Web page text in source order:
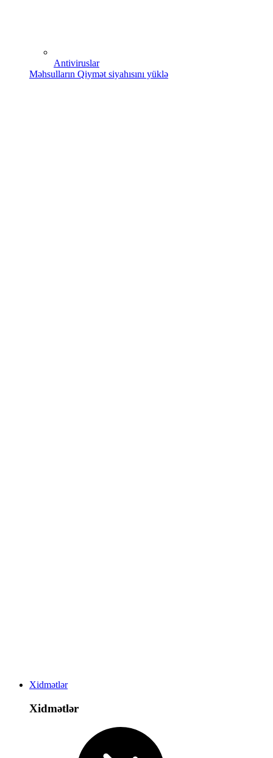
Antiviruslar
Məhsulların Qiymət siyahısını yüklə
Xidmətlər
Xidmətlər